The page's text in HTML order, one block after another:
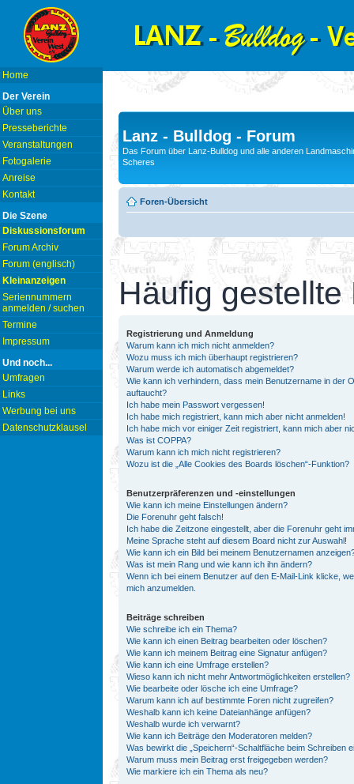
Home
Der Verein
Über uns
Presseberichte
Veranstaltungen
Fotogalerie
Anreise
Kontakt
Die Szene
Diskussionsforum
Forum Archiv
Forum (englisch)
Kleinanzeigen
Seriennummern
anmelden / suchen
Termine
Impressum
Und noch...
Umfragen
Links
Werbung bei uns
Datenschutzklausel
Lanz - Bulldog - Forum
Das Forum über Lanz-Bulldog und alle anderen
Scheres
Foren-Übersicht
Häufig gestellte
Registrierung und Anmeldung
Warum kann ich mich nicht anmelden?
Wozu muss ich mich überhaupt registrieren?
Warum werde ich automatisch abgemeldet?
Wie kann ich verhindern, dass mein Benutzername in der
auftaucht?
Ich habe mein Passwort vergessen!
Ich habe mich registriert, kann mich aber nicht anmelden!
Ich habe mich vor einiger Zeit registriert, kann mich aber
Was ist COPPA?
Warum kann ich mich nicht registrieren?
Wozu ist die „Alle Cookies des Boards löschen“-Funktion?
Benutzerpräferenzen und -einstellungen
Wie kann ich meine Einstellungen ändern?
Die Forenuhr geht falsch!
Ich habe die Zeitzone eingestellt, aber die Forenuhr geht
Meine Sprache steht auf diesem Board nicht zur Auswahl!
Wie kann ich ein Bild bei meinem Benutzernamen
Was ist mein Rang und wie kann ich ihn ändern?
Wenn ich bei einem Benutzer auf den E-Mail-Link klicke,
mich anzumelden.
Beiträge schreiben
Wie schreibe ich ein Thema?
Wie kann ich einen Beitrag bearbeiten oder löschen?
Wie kann ich meinem Beitrag eine Signatur anfügen?
Wie kann ich eine Umfrage erstellen?
Wieso kann ich nicht mehr Antwortmöglichkeiten erstellen?
Wie bearbeite oder lösche ich eine Umfrage?
Warum kann ich auf bestimmte Foren nicht zugreifen?
Weshalb kann ich keine Dateianhänge anfügen?
Weshalb wurde ich verwarnt?
Wie kann ich Beiträge den Moderatoren melden?
Was bewirkt die „Speichern“-Schaltfläche beim Schreiben
Warum muss mein Beitrag erst freigegeben werden?
Wie markiere ich ein Thema als neu?